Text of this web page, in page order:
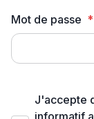
Mot de passe *
J'accepte